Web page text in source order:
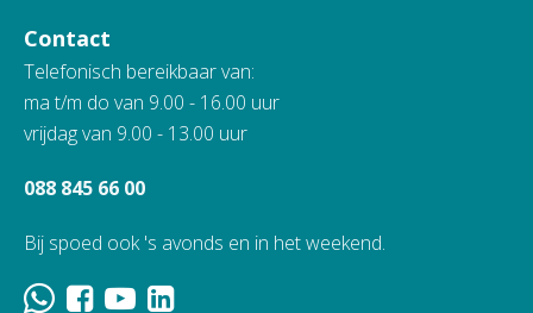
Contact
Telefonisch bereikbaar van:
ma t/m do van 9.00 - 16.00 uur
vrijdag van 9.00 - 13.00 uur
088 845 66 00
Bij spoed ook 's avonds en in het weekend.